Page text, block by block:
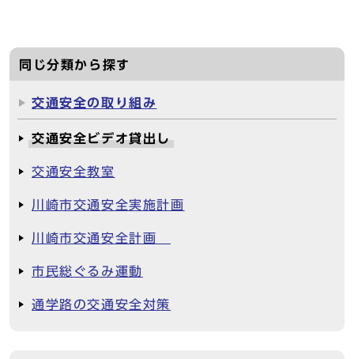
同じ分類から探す
交通安全の取り組み
交通安全ビデオ貸出し
交通安全教室
川崎市交通安全実施計画
川崎市交通安全計画
市民総ぐるみ運動
通学路の交通安全対策